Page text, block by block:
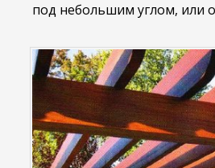
под небольшим углом, или